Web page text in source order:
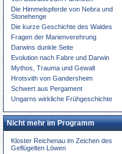
Die Himmelspferde von Nebra und
Stonehenge
Die kurze Geschichte des Waldes
Fragen der Marienverehrung
Darwins dunkle Seite
Evolution nach Fabre und Darwin
Mythos, Trauma und Gewalt
Hrotsvith von Gandersheim
Schwert aus Pergament
Ungarns wirkliche Frühgeschichte
Nicht mehr im Programm
Kloster Reichenau im Zeichen des
Geflügelten Löwen